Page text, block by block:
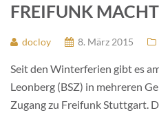
FREIFUNK
docloy 8. März 2015
Seit den Winterferien gibt es
Leonberg (BSZ) in mehreren
Zugang zu Freifunk Stuttgart.